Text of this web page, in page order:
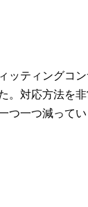
ッティングコ
。対応方法を
つ一つ減って